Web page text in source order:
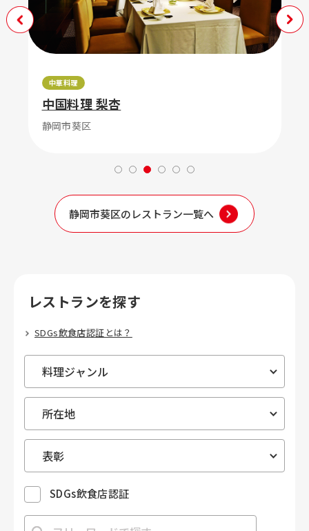
中華料理
中国料理 梨杏
静岡市葵区
静岡市葵区のレストラン一覧へ
レストランを探す
SDGs飲食店認証とは？
SDGs飲食店認証